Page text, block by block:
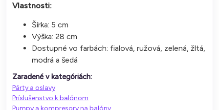
Vlastnosti:
Šírka: 5 cm
Výška: 28 cm
Dostupné vo farbách: fialová, ružová, zelená, žltá,
modrá a šedá
Zaradené v kategóriách:
Párty a oslavy
Príslušenstvo k balónom
Pumpy a kompresory na balóny